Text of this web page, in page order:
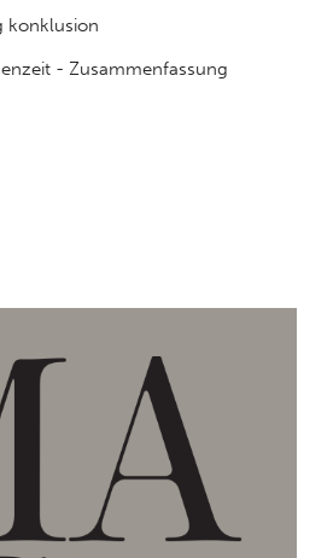
konklusion
- Zusammenfassung